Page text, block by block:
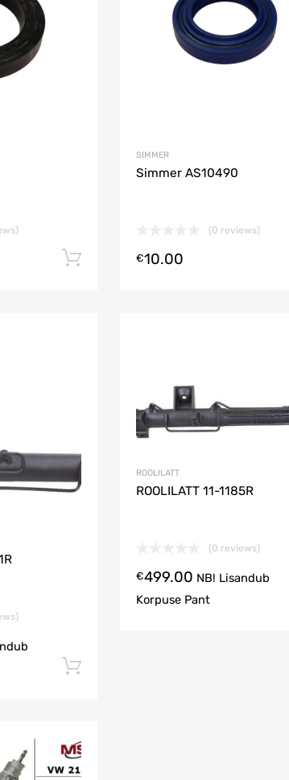
Lisa korvi
SIMMER
Simmer AS10490
(0 reviews)
€10.00
ROOLILATT
ROOLILATT 11-1185R
(0 reviews)
€499.00 NB! Lisandub
Korpuse Pant